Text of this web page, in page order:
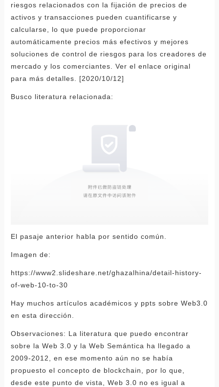
riesgos relacionados con la fijación de precios de
activos y transacciones pueden cuantificarse y
calcularse, lo que puede proporcionar
automáticamente precios más efectivos y mejores
soluciones de control de riesgos para los creadores de
mercado y los comerciantes. Ver el enlace original
para más detalles. [2020/10/12]
Busco literatura relacionada:
El pasaje anterior habla por sentido común.
Imagen de:
https://www2.slideshare.net/ghazalhina/detail-history-
of-web-10-to-30
Hay muchos artículos académicos y ppts sobre Web3.0
en esta dirección.
Observaciones: La literatura que puedo encontrar
sobre la Web 3.0 y la Web Semántica ha llegado a
2009-2012, en ese momento aún no se había
propuesto el concepto de blockchain, por lo que,
desde este punto de vista, Web 3.0 no es igual a